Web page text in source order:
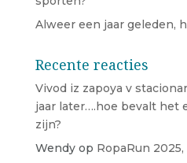
Alweer een jaar geleden,
Recente reacties
Vivod iz zapoya v
jaar later….hoe bevalt het
zijn?
Wendyop RopaRun